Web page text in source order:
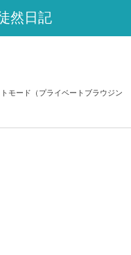
然日記
モード（プライベートブラウジン